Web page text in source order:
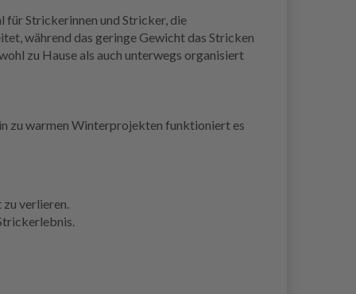
für Strickerinnen und Stricker, die
während das geringe Gewicht das Stricken
zu Hause als auch unterwegs organisiert
zu warmen Winterprojekten funktioniert es
verlieren.